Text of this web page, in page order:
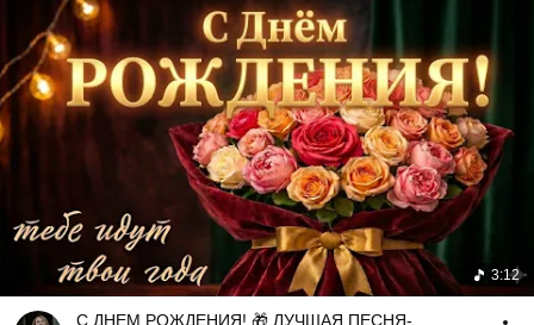
3:12
С ДНЕМ РОЖДЕНИЯ! 🎁 ЛУЧШАЯ ПЕСНЯ-